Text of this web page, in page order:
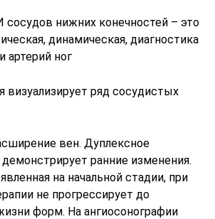
нижних конечностей – это
динамическая, диагностика
артерий ног
визуализирует ряд сосудистых
вен. Дуплексное
ранние изменения.
на начальной стадии, при
не прогрессирует до
форм. На ангиосонографии